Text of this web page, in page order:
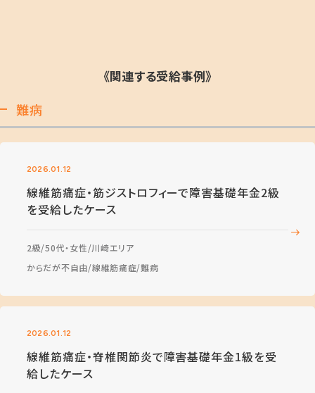
《関連する受給事例》
難病
2026.01.12
線維筋痛症・筋ジストロフィーで障害基礎年金2級
を受給したケース
2級 50代・女性 川崎エリア
からだが不自由 線維筋痛症 難病
2026.01.12
線維筋痛症・脊椎関節炎で障害基礎年金1級を受
給したケース